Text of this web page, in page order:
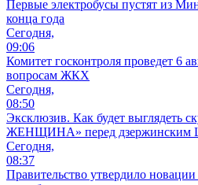
Первые электробусы пустят из
конца года
Сегодня,
09:06
Комитет госконтроля проведет 6
вопросам ЖКХ
Сегодня,
08:50
Эксклюзив. Как будет выглядеть
ЖЕНЩИНА» перед дзержинским
Сегодня,
08:37
Правительство утвердило